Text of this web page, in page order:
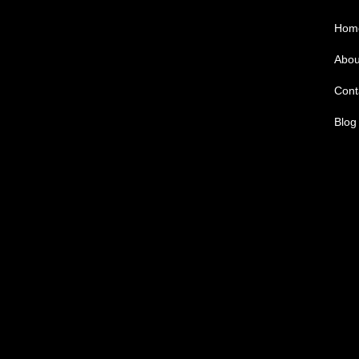
Blog